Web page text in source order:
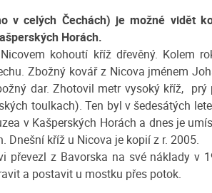
v celých Čechách) je možné vidět
Horách.
kohoutí kříž dřevěný. Kolem
Zbožný kovář z Nicova jménem
dar. Zhotovil metr vysoký kříž,
toulkach). Ten byl v šedesátých
v Kašperských Horách a dnes je
Dnešní kříž u Nicova je kopií z r. 2005.
převezl z Bavorska na své náklady v
a postavit u mostku přes potok.